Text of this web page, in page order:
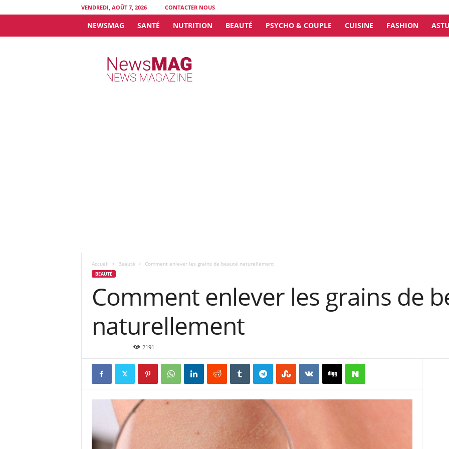
VENDREDI, AOÛT 7, 2026 CONTACTER NOUS
NEWSMAG SANTÉ NUTRITION BEAUTÉ PSYCHO & COUPLE CUISINE FASHION
Accueil Beauté Comment enlever les grains de beauté naturellement
BEAUTÉ
Comment enlever les grains de
naturellement
2191